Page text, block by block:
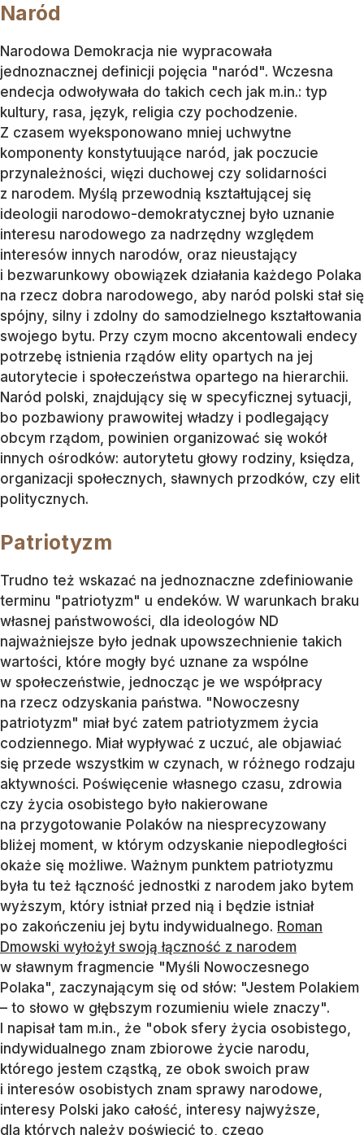
Naród
Narodowa Demokracja nie wypracowała
jednoznacznej definicji pojęcia "naród". Wczesna
endecja odwoływała do takich cech jak m.in.: typ
kultury, rasa, język, religia czy pochodzenie.
Z czasem wyeksponowano mniej uchwytne
komponenty konstytuujące naród, jak poczucie
przynależności, więzi duchowej czy solidarności
z narodem. Myślą przewodnią kształtującej się
ideologii narodowo-demokratycznej było uznanie
interesu narodowego za nadrzędny względem
interesów innych narodów, oraz nieustający
i bezwarunkowy obowiązek działania każdego Polaka
na rzecz dobra narodowego, aby naród polski stał się
spójny, silny i zdolny do samodzielnego kształtowania
swojego bytu. Przy czym mocno akcentowali endecy
potrzebę istnienia rządów elity opartych na jej
autorytecie i społeczeństwa opartego na hierarchii.
Naród polski, znajdujący się w specyficznej sytuacji,
bo pozbawiony prawowitej władzy i podlegający
obcym rządom, powinien organizować się wokół
innych ośrodków: autorytetu głowy rodziny, księdza,
organizacji społecznych, sławnych przodków, czy elit
politycznych.
Patriotyzm
Trudno też wskazać na jednoznaczne zdefiniowanie
terminu "patriotyzm" u endeków. W warunkach braku
własnej państwowości, dla ideologów ND
najważniejsze było jednak upowszechnienie takich
wartości, które mogły być uznane za wspólne
w społeczeństwie, jednocząc je we współpracy
na rzecz odzyskania państwa. "Nowoczesny
patriotyzm" miał być zatem patriotyzmem życia
codziennego. Miał wypływać z uczuć, ale objawiać
się przede wszystkim w czynach, w różnego rodzaju
aktywności. Poświęcenie własnego czasu, zdrowia
czy życia osobistego było nakierowane
na przygotowanie Polaków na niesprecyzowany
bliżej moment, w którym odzyskanie niepodległości
okaże się możliwe. Ważnym punktem patriotyzmu
była tu też łączność jednostki z narodem jako bytem
wyższym, który istniał przed nią i będzie istniał
po zakończeniu jej bytu indywidualnego. Roman
Dmowski wyłożył swoją łączność z narodem
w sławnym fragmencie "Myśli Nowoczesnego
Polaka", zaczynającym się od słów: "Jestem Polakiem
– to słowo w głębszym rozumieniu wiele znaczy".
I napisał tam m.in., że "obok sfery życia osobistego,
indywidualnego znam zbiorowe życie narodu,
którego jestem cząstką, ze obok swoich praw
i interesów osobistych znam sprawy narodowe,
interesy Polski jako całość, interesy najwyższe,
dla których należy poświęcić to, czego